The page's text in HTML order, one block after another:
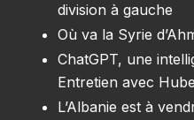
division à gauche
Où va la Syrie
ChatGPT, une
Entretien avec
L’Albanie est à